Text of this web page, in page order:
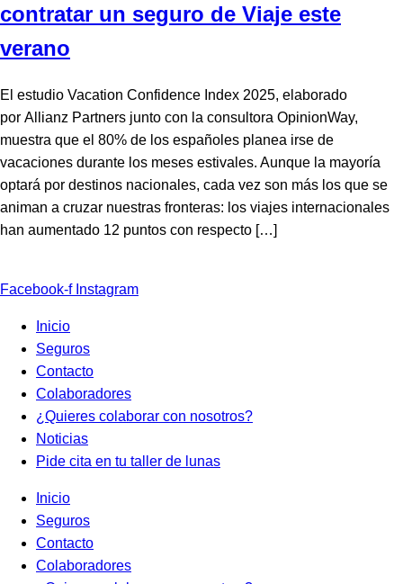
contratar un seguro de Viaje este
verano
El estudio Vacation Confidence Index 2025, elaborado
por Allianz Partners junto con la consultora OpinionWay,
muestra que el 80% de los españoles planea irse de
vacaciones durante los meses estivales. Aunque la mayoría
optará por destinos nacionales, cada vez son más los que se
animan a cruzar nuestras fronteras: los viajes internacionales
han aumentado 12 puntos con respecto […]
Facebook-f Instagram
Inicio
Seguros
Contacto
Colaboradores
¿Quieres colaborar con nosotros?
Noticias
Pide cita en tu taller de lunas
Inicio
Seguros
Contacto
Colaboradores